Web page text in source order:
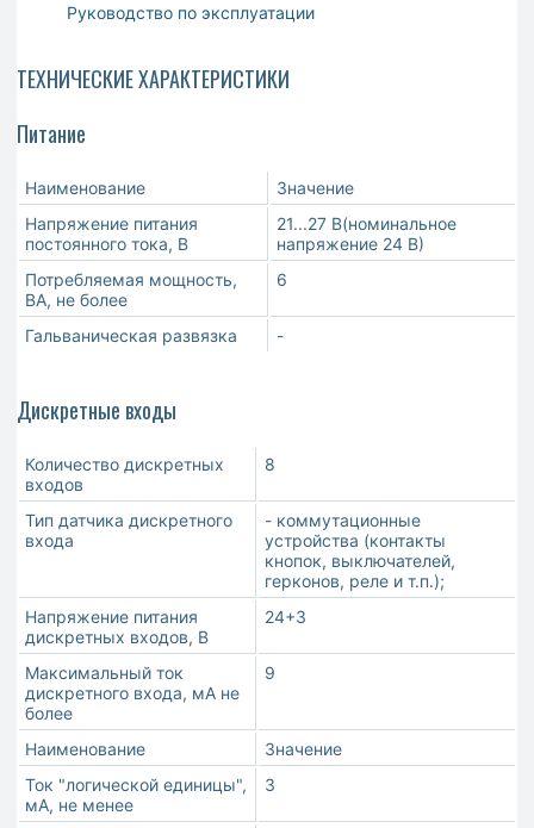
Руководство по эксплуатации
ТЕХНИЧЕСКИЕ ХАРАКТЕРИСТИКИ
Питание
Наименование
Значение
Напряжение питания
постоянного тока, В
21...27 В(номинальное
напряжение 24 В)
Потребляемая мощность,
ВА, не более
6
Гальваническая развязка -
Дискретные входы
Количество дискретных
входов
8
Тип датчика дискретного
входа
- коммутационные
устройства (контакты
кнопок, выключателей,
герконов, реле и т.п.);
Напряжение питания
дискретных входов, В
24+3
Максимальный ток
дискретного входа, мА не
более
9
Наименование
Значение
Ток "логической единицы",
мА, не менее
3